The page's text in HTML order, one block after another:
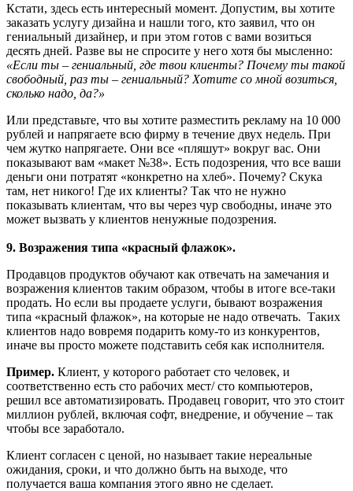
Кстати, здесь есть интересный момент. Допустим, вы хотите
заказать услугу дизайна и нашли того, кто заявил, что он
гениальный дизайнер, и при этом готов с вами возиться
десять дней. Разве вы не спросите у него хотя бы мысленно:
«Если ты – гениальный, где твои клиенты? Почему ты такой
свободный, раз ты – гениальный? Хотите со мной возиться,
сколько надо, да?»
Или представьте, что вы хотите разместить рекламу на 10 000
рублей и напрягаете всю фирму в течение двух недель. При
чем жутко напрягаете. Они все «пляшут» вокруг вас. Они
показывают вам «макет №38». Есть подозрения, что все ваши
деньги они потратят «конкретно на хлеб». Почему? Скука
там, нет никого! Где их клиенты? Так что не нужно
показывать клиентам, что вы через чур свободны, иначе это
может вызвать у клиентов ненужные подозрения.
9. Возражения типа «красный флажок».
Продавцов продуктов обучают как отвечать на замечания и
возражения клиентов таким образом, чтобы в итоге все-таки
продать. Но если вы продаете услуги, бывают возражения
типа «красный флажок», на которые не надо отвечать. Таких
клиентов надо вовремя подарить кому-то из конкурентов,
иначе вы просто можете подставить себя как исполнителя.
Пример. Клиент, у которого работает сто человек, и
соответственно есть сто рабочих мест/ сто компьютеров,
решил все автоматизировать. Продавец говорит, что это стоит
миллион рублей, включая софт, внедрение, и обучение – так
чтобы все заработало.
Клиент согласен с ценой, но называет такие нереальные
ожидания, сроки, и что должно быть на выходе, что
получается ваша компания этого явно не сделает.